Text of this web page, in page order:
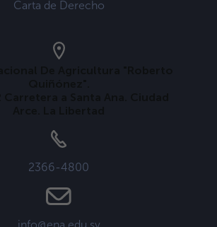
Carta de Derecho
2366-4800